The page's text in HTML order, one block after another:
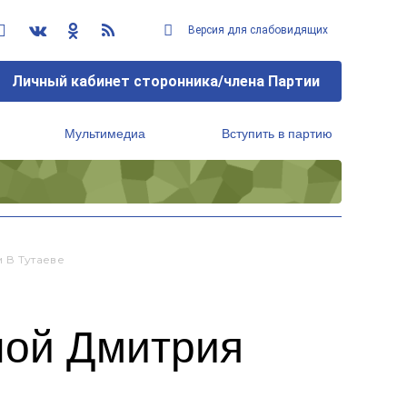
Версия для слабовидящих
Личный кабинет сторонника/члена Партии
Мультимедиа Вступить в партию
Тутаеве
Дмитрия